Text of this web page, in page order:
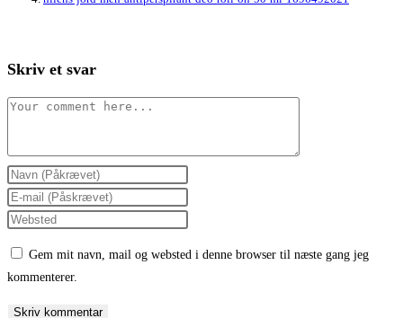
Skriv et svar
Comment
Enter
your
name
comment
Enter
your
comment
Enter
(optional)
Gem mit navn, mail og websted i denne browser til næste gang jeg
kommenterer.